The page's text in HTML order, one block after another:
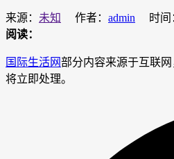
来源： 未知 作者： admin
时间
阅读：
国际生活网部分内容来源于互联网
将立即处理。